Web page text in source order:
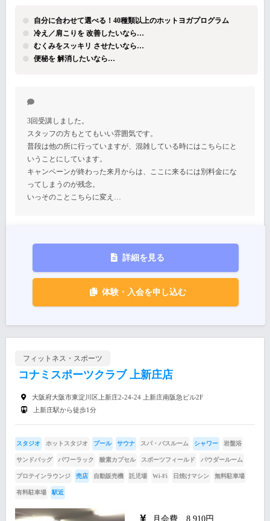
自分に合わせて選べる！40種類以上のホットヨガプログラム
冷え／肩こりを 改善したいなら…
むくみをスッキリ させたいなら…
便秘を 解消したいなら…
3回受講しました。
スタッフの方もとてもいい雰囲気です。
普段は他の所に行っていますが、混雑している時にはこちらにと
いうことにしています。
キャンペーンが終わった来月からは、ここに来るには別料金にな
ってしまうのが残念。
いっそのことこちらに変え…
詳細を見る
体験・入会を申し込む
フィットネス・スポーツ
コナミスポーツクラブ 上新庄店
大阪府大阪市東淀川区上新庄2-24-24 上新庄南阪急ビル2F
上新庄駅から徒歩1分
スタジオ ホットスタジオ プール サウナ スパ・バスルーム シャワー 岩盤浴
サンドバッグ パワーラック 酸素カプセル スポーツフィールド パウダールーム
プロテインラウンジ 売店 自動販売機 託児場 Wi-Fi 日焼けマシン 無料駐車場
有料駐車場 駅近
月会費 8,910円